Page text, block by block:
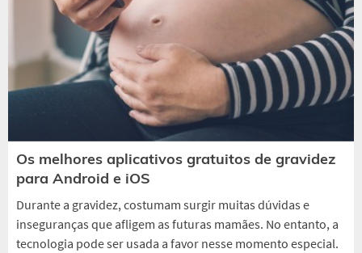
Os melhores aplicativos gratuitos de gravidez
para Android e iOS
Durante a gravidez, costumam surgir muitas dúvidas e
inseguranças que afligem as futuras mamães. No entanto, a
tecnologia pode ser usada a favor nesse momento especial.